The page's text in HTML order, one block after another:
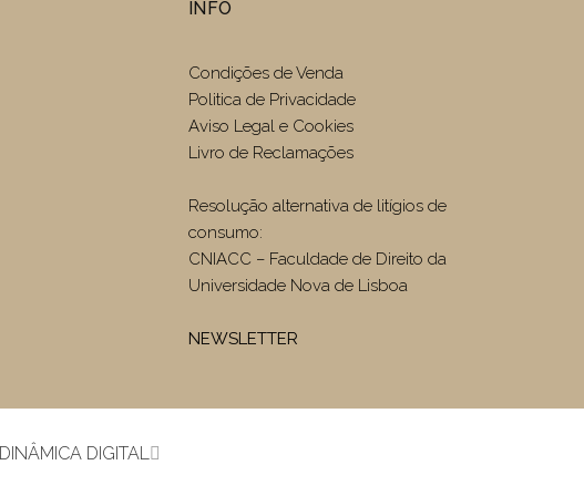
INFO
Condições de Venda
Politica de Privacidade
Aviso Legal e Cookies
Livro de Reclamações
Resolução alternativa de litígios de
consumo:
CNIACC – Faculdade de Direito da
Universidade Nova de Lisboa
NEWSLETTER
DINÂMICA DIGITAL